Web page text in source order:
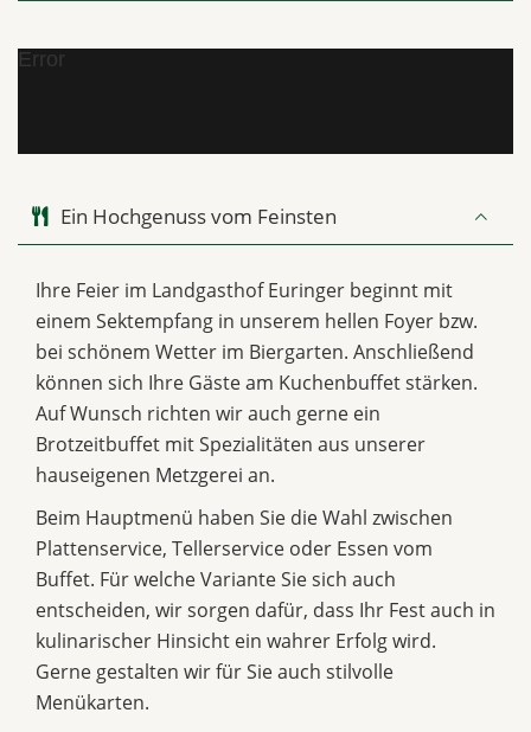
Error
Ein Hochgenuss vom Feinsten
Ihre Feier im Landgasthof Euringer beginnt mit
einem Sektempfang in unserem hellen Foyer bzw.
bei schönem Wetter im Biergarten. Anschließend
können sich Ihre Gäste am Kuchenbuffet stärken.
Auf Wunsch richten wir auch gerne ein
Brotzeitbuffet mit Spezialitäten aus unserer
hauseigenen Metzgerei an.
Beim Hauptmenü haben Sie die Wahl zwischen
Plattenservice, Tellerservice oder Essen vom
Buffet. Für welche Variante Sie sich auch
entscheiden, wir sorgen dafür, dass Ihr Fest auch in
kulinarischer Hinsicht ein wahrer Erfolg wird.
Gerne gestalten wir für Sie auch stilvolle
Menükarten.